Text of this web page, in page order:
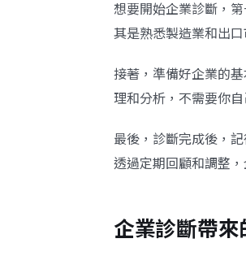
想要開始企業診斷，
其是熟悉製造業和出
接著，準備好企業的
理和分析，不需要你
最後，診斷完成後，
透過定期回顧和調整
企業診斷帶